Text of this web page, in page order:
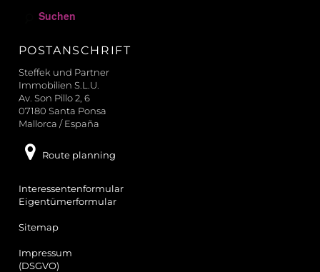
h
n
POSTANSCHRIFT
Steffek und Partner
Immobilien S.L.U.
Av. Son Pillo 2, 6
07180 Santa Ponsa
Mallorca / España
Route planning
Interessentenformular
Eigentümerformular
Sitemap
Impressum
(DSGVO)